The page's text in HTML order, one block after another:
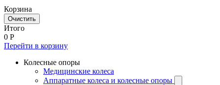
Корзина
Очистить
Итого
0 Р
Перейти в корзину
Колесные опоры
Медицинские колеса
Аппаратные колеса и колесные опоры